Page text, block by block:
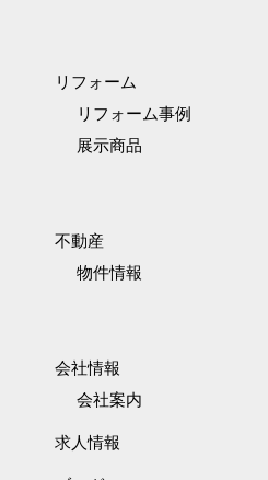
リフォーム
リフォーム事例
展示商品
不動産
物件情報
会社情報
会社案内
求人情報